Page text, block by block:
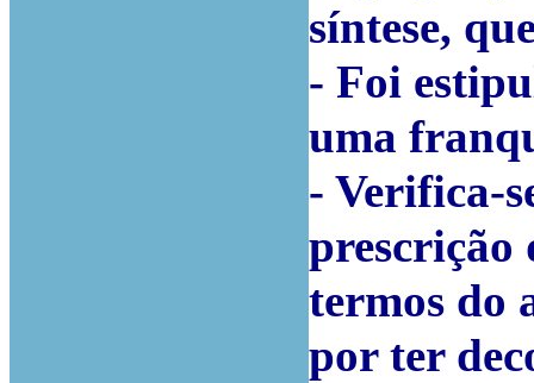
síntese,
- Foi
uma
- Verifica-
prescrição
termos do
por ter